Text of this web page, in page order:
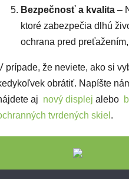
Bezpečnosť a kvalita –
ktoré zabezpečia dlhú
ochrana pred
prípade, že neviete, ako si
obrátiť. Napíšte
aj nový displej alebo
tvrdených skiel .